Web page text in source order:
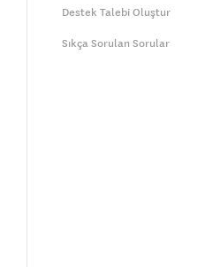
Destek Talebi Oluştur
Sıkça Sorulan Sorular